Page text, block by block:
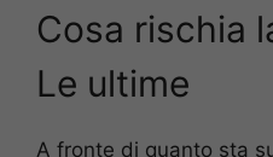
Cosa rischia
Le ultime
A fronte di quanto sta